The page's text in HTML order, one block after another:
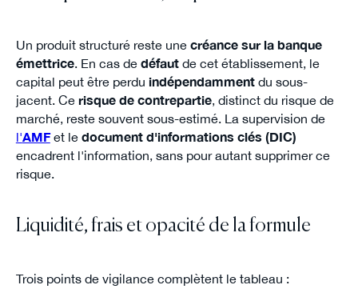
Un produit structuré reste une créance sur la banque
émettrice. En cas de défautde cet établissement, le
capital peut être perdu indépendammentdu sous-
jacent. Ce risque de contrepartie, distinct du risque de
marché, reste souvent sous-estimé. La supervision de
l'AMFet le document d'informations clés (DIC)
encadrent l'information, sans pour autant supprimer ce
risque.
Liquidité, frais et opacité de la formule
Trois points de vigilance complètent le tableau :